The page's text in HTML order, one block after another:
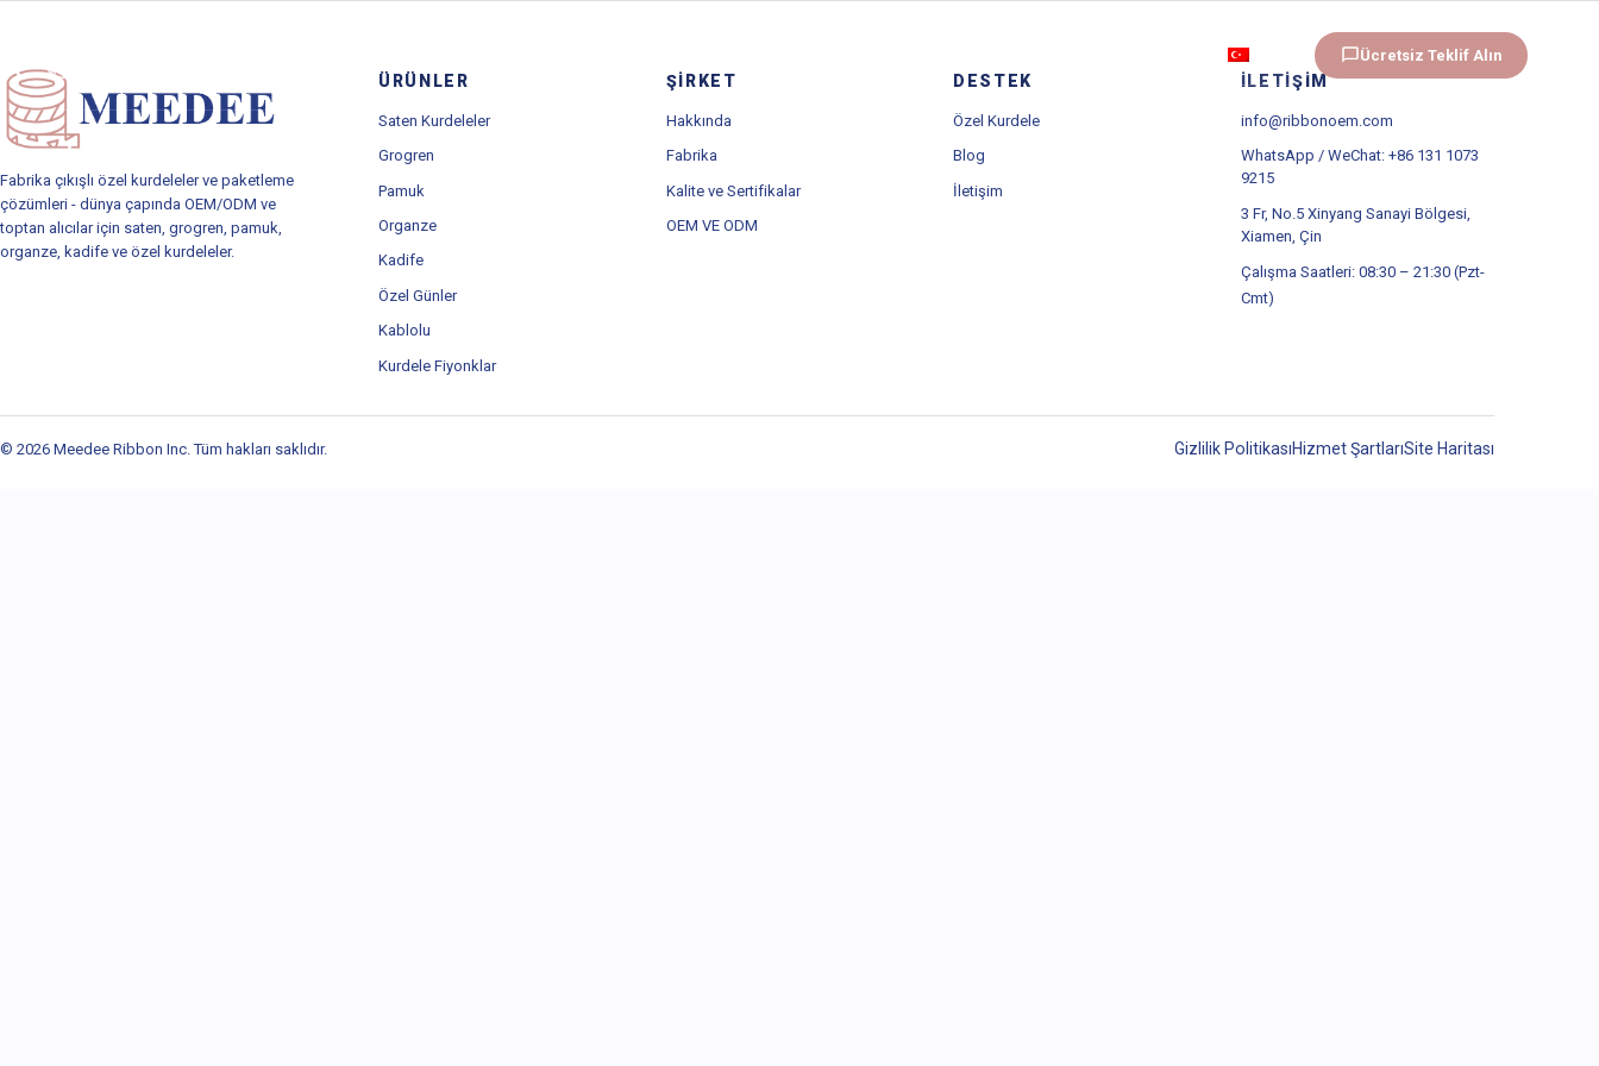
Ücretsiz Teklif Alın
Fabrika çıkışlı özel kurdeleler ve paketleme
çözümleri - dünya çapında OEM/ODM ve
toptan alıcılar için saten, grogren, pamuk,
organze, kadife ve özel kurdeleler.
ÜRÜNLER
Saten Kurdeleler
Grogren
Pamuk
Organze
Kadife
Özel Günler
Kablolu
Kurdele Fiyonklar
ŞIRKET
Hakkında
Fabrika
Kalite ve Sertifikalar
OEM VE ODM
DESTEK
Özel Kurdele
Blog
İletişim
İLETIŞIM
info@ribbonoem.com
WhatsApp / WeChat: +86 131 1073
9215
3 Fr, No.5 Xinyang Sanayi Bölgesi,
Xiamen, Çin
Çalışma Saatleri: 08:30 – 21:30 (Pzt-
Cmt)
© 2026 Meedee Ribbon Inc. Tüm hakları saklıdır. Gizlilik PolitikasıHizmet ŞartlarıSite Haritası